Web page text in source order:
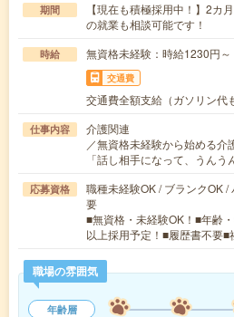
期間
【現在も積極採用中！】2
の就業も相談可能です！
時給 無資格未経験：時給1230円
交通費
交通費全額支給（ガソリン代
仕事内容
介護関連
／無資格未経験から始める介
「話し相手になって、うん
応募資格
職種未経験OK / ブランクOK
要
■無資格・未経験OK！■年齢
以上採用予定！■履歴書不要
職場の雰囲気
年齢層